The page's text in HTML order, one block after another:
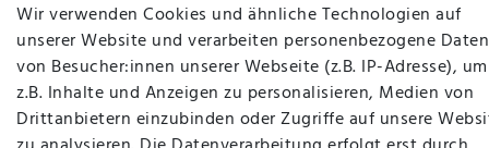
Wir verwenden Cookies und ähnliche Technologien auf
unserer Website und verarbeiten personenbezogene Daten
von Besucher:innen unserer Webseite (z.B. IP-Adresse), um
z.B. Inhalte und Anzeigen zu personalisieren, Medien von
Drittanbietern einzubinden oder Zugriffe auf unsere